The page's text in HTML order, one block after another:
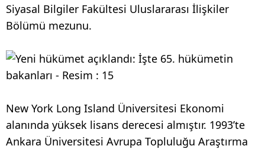
Siyasal Bilgiler Fakültesi Uluslararası İlişkiler
Bölümü mezunu.
New York Long Island Üniversitesi Ekonomi
alanında yüksek lisans derecesi almıştır. 1993’te
Ankara Üniversitesi Avrupa Topluluğu Araştırma